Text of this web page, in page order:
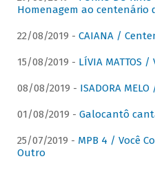
Homenagem ao centenário
22/08/2019 - CAIANA /
15/08/2019 - LÍVIA MATTOS
08/08/2019 - ISADORA
01/08/2019 - Galocantô
25/07/2019 - MPB 4 / Você
Outro